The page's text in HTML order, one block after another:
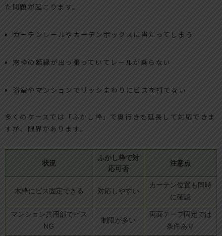
た問題が起こります。
カーテンレールやカーテンボックスに当たってしまう
窓枠の額縁が出っ張っていてレールが乗らない
浴室やマンションでサッシまわりにビスを打てない
多くのケースでは「ふかし枠」で奥行きを延長して対応できま
すが、限界があります。
状況
ふかし枠で対
応可否
注意点
木枠にビス固定できる 対応しやすい
カーテン位置も同時
に確認
マンション共用部でビス
NG
制限が多い
両面テープ固定では
条件あり